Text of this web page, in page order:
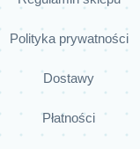
Polityka prywatności
Dostawy
Płatności